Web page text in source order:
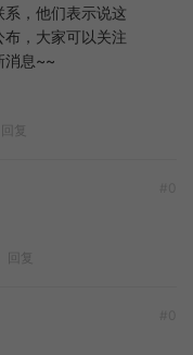
，他们表示说这
，大家可以关注
消息~~
回复
回复